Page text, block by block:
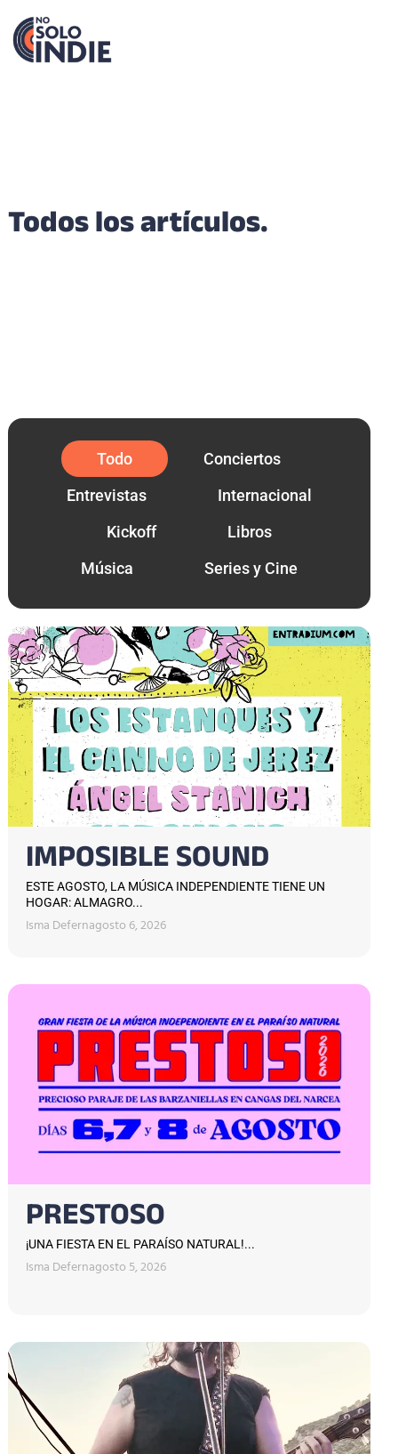
Todos los artículos.
Conciertos
Entrevistas
Internacional
Kickoff
Libros
Música
Series y Cine
Todo
IMPOSIBLE SOUND
ESTE AGOSTO, LA MÚSICA INDEPENDIENTE TIENE UN
HOGAR: ALMAGRO...
Isma Defernagosto 6, 2026
PRESTOSO
¡UNA FIESTA EN EL PARAÍSO NATURAL!...
Isma Defernagosto 5, 2026